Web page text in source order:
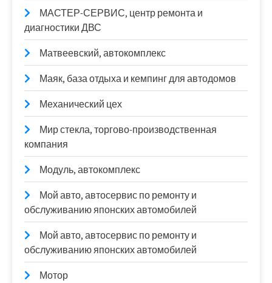
МАСТЕР-СЕРВИС, центр ремонта и
диагностики ДВС
Матвеевский, автокомплекс
Маяк, база отдыха и кемпинг для автодомов
Механический цех
Мир стекла, торгово-производственная
компания
Модуль, автокомплекс
Мой авто, автосервис по ремонту и
обслуживанию японских автомобилей
Мой авто, автосервис по ремонту и
обслуживанию японских автомобилей
Мотор